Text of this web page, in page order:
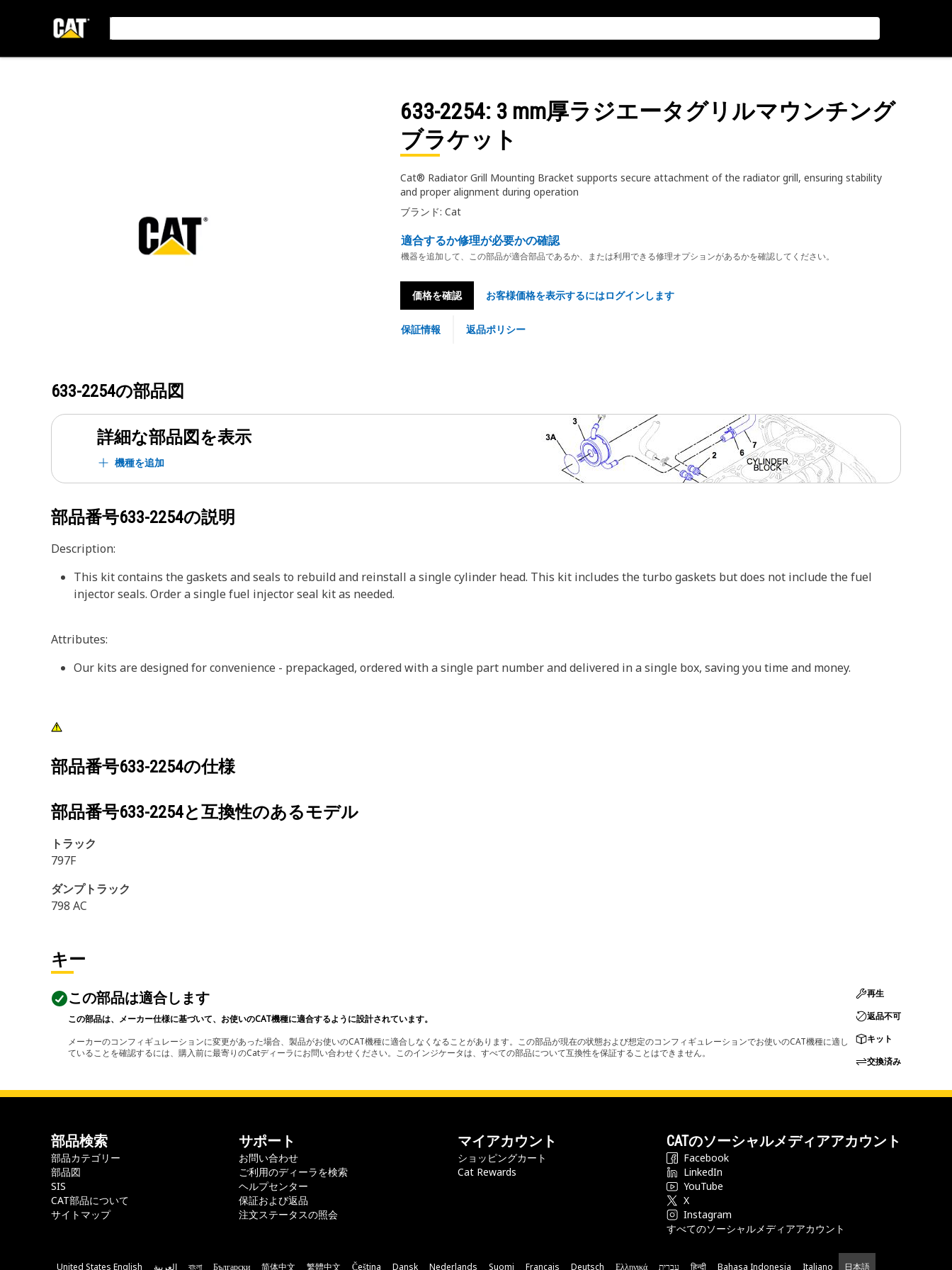
633-2254: 3 mm厚ラジエータグリルマウンチング
ブラケット
Cat® Radiator Grill Mounting Bracket supports secure attachment of the radiator grill, ensuring stability
and proper alignment during operation
ブランド: Cat
適合するか修理が必要かの確認
機器を追加して、この部品が適合部品であるか、または利用できる修理オプションがあるかを確認してください。
価格を確認 お客様価格を表示するにはログインします
保証情報 返品ポリシー
633-2254の部品図
詳細な部品図を表示
機種を追加
部品番号633-2254の説明
Description:
This kit contains the gaskets and seals to rebuild and reinstall a single cylinder head. This kit includes the turbo gaskets but does not include the fuel
injector seals. Order a single fuel injector seal kit as needed.
Attributes:
Our kits are designed for convenience - prepackaged, ordered with a single part number and delivered in a single box, saving you time and money.
部品番号633-2254の仕様
部品番号633-2254と互換性のあるモデル
トラック
797F
ダンプトラック
798 AC
キー
この部品は適合します
この部品は、メーカー仕様に基づいて、お使いのCAT機種に適合するように設計されています。
メーカーのコンフィギュレーションに変更があった場合、製品がお使いのCAT機種に適合しなくなることがあります。この部品が現在の状態および想定のコンフィギュレーションでお使いのCAT機種に適し
ていることを確認するには、購入前に最寄りのCatディーラにお問い合わせください。このインジケータは、すべての部品について互換性を保証することはできません。
再生
返品不可
キット
交換済み
部品検索
部品カテゴリー
部品図
SIS
CAT部品について
サイトマップ
サポート
お問い合わせ
ご利用のディーラを検索
ヘルプセンター
保証および返品
注文ステータスの照会
マイアカウント
ショッピングカート
Cat Rewards
CATのソーシャルメディアアカウント
Facebook
LinkedIn
YouTube
X
Instagram
すべてのソーシャルメディアアカウント
United States English العربية বাংলা Български 简体中文 繁體中文 Čeština Dansk Nederlands Suomi Français Deutsch Ελληνικά עברית हिन्दी Bahasa Indonesia Italiano 日本語